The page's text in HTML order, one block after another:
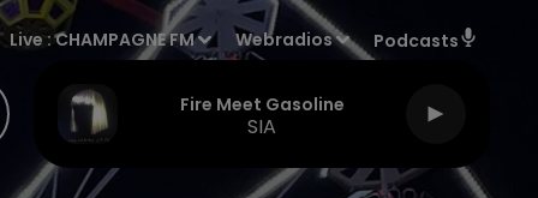
Live :CHAMPAGNE FM Webradios Podcasts
Fire Meet Gasoline
SIA